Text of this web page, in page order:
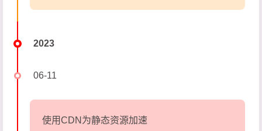
2023
06-11
使用CDN为静态资源加速